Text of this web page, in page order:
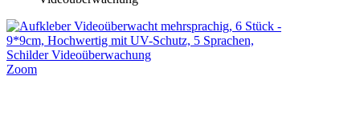
Zoom